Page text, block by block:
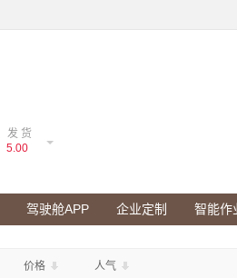
发 货
5.00
驾驶舱APP 企业定制 智能作
价格 人气